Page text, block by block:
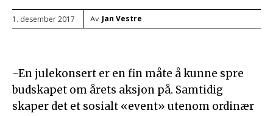
1. desember 2017 Av Jan Vestre
-En julekonsert er en fin måte å kunne spre
budskapet om årets aksjon på. Samtidig
skaper det et sosialt «event» utenom ordinær